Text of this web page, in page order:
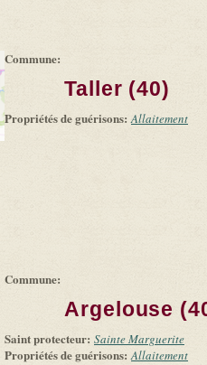
Commune:
Taller (40)
Propriétés de guérisons:Allaitement
Commune:
Argelouse
Saint protecteur: Sainte Marguerite
Propriétés de guérisons:Allaitement